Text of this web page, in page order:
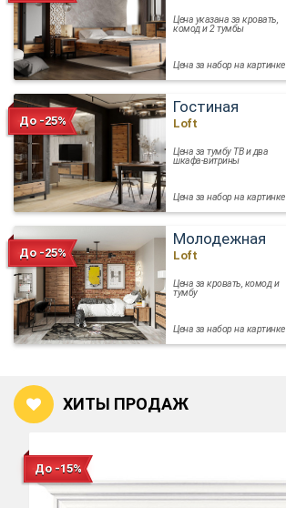
Цена указана за кровать,
комод и 2 тумбы
Цена за набор на картинке
До -25%
Гостиная
Loft
Цена за тумбу ТВ и два
шкафа-витрины
Цена за набор на картинке
До -25%
Молодежная
Loft
Цена за кровать, комод и
тумбу
Цена за набор на картинке
ХИТЫ ПРОДАЖ
До -15%